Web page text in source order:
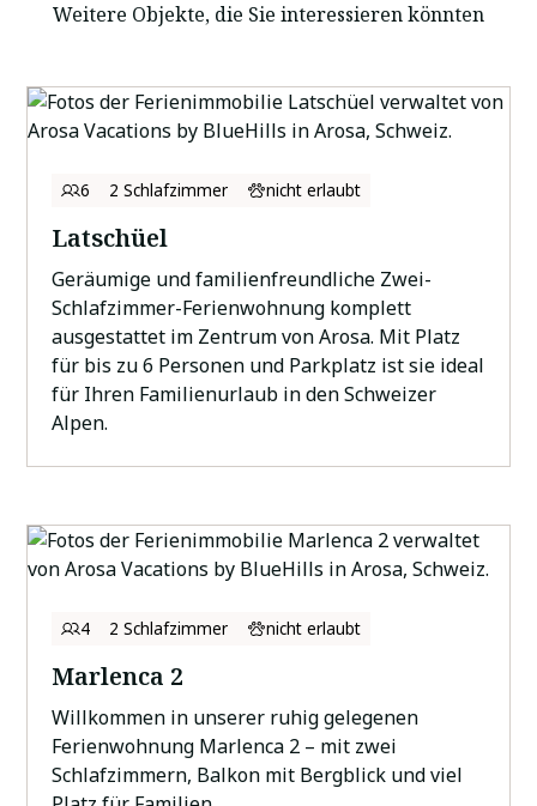
Weitere Objekte, die Sie interessieren könnten
6 2 Schlafzimmer nicht erlaubt
Latschüel
Geräumige und familienfreundliche Zwei-
Schlafzimmer-Ferienwohnung komplett
ausgestattet im Zentrum von Arosa. Mit Platz
für bis zu 6 Personen und Parkplatz ist sie ideal
für Ihren Familienurlaub in den Schweizer
Alpen.
4 2 Schlafzimmer nicht erlaubt
Marlenca 2
Willkommen in unserer ruhig gelegenen
Ferienwohnung Marlenca 2 – mit zwei
Schlafzimmern, Balkon mit Bergblick und viel